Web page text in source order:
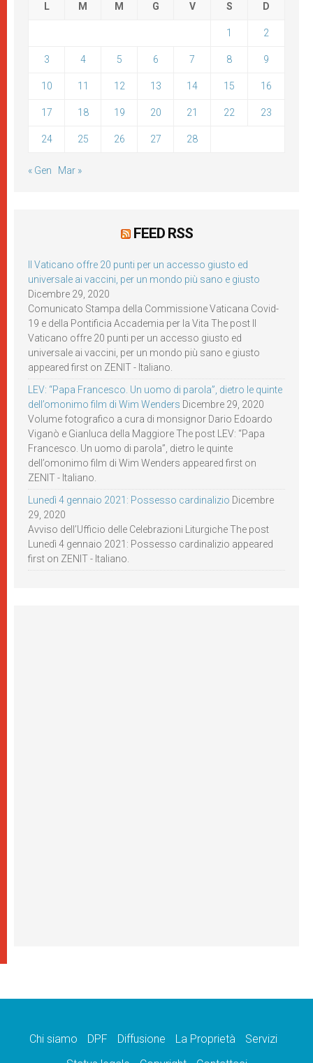
L M M G V S D
1 2
3 4 5 6 7 8 9
10 11 12 13 14 15 16
17 18 19 20 21 22 23
24 25 26 27 28
« Gen Mar »
FEED RSS
Il Vaticano offre 20 punti per un accesso giusto ed
universale ai vaccini, per un mondo più sano e giusto
Dicembre 29, 2020
Comunicato Stampa della Commissione Vaticana Covid-
19 e della Pontificia Accademia per la Vita The post Il
Vaticano offre 20 punti per un accesso giusto ed
universale ai vaccini, per un mondo più sano e giusto
appeared first on ZENIT - Italiano.
LEV: “Papa Francesco. Un uomo di parola”, dietro le quinte
dell’omonimo film di Wim Wenders Dicembre 29, 2020
Volume fotografico a cura di monsignor Dario Edoardo
Viganò e Gianluca della Maggiore The post LEV: “Papa
Francesco. Un uomo di parola”, dietro le quinte
dell’omonimo film di Wim Wenders appeared first on
ZENIT - Italiano.
Lunedì 4 gennaio 2021: Possesso cardinalizio Dicembre
29, 2020
Avviso dell’Ufficio delle Celebrazioni Liturgiche The post
Lunedì 4 gennaio 2021: Possesso cardinalizio appeared
first on ZENIT - Italiano.
Chi siamo DPF Diffusione La Proprietà
Servizi